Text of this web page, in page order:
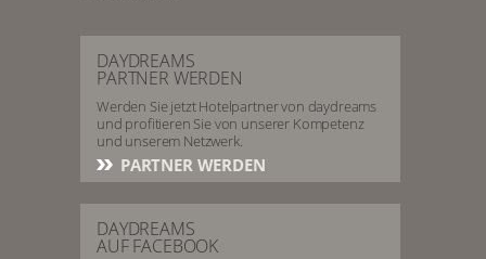
DAYDREAMS
PARTNER WERDEN
Werden Sie jetzt Hotelpartner von daydreams
und profitieren Sie von unserer Kompetenz
und unserem Netzwerk.
PARTNER WERDEN
DAYDREAMS
AUF FACEBOOK